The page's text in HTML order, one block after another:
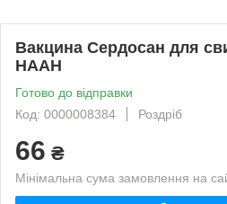
Вакцина Сердосан для
НААН
Готово до відправки
Код: 0000008384
Роздріб
66 ₴
Мінімальна сума замовлення на